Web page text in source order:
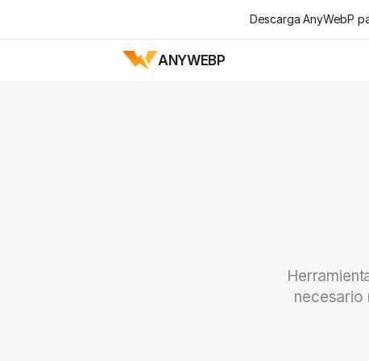
Descarga AnyWebP
ANYWEBP
necesario